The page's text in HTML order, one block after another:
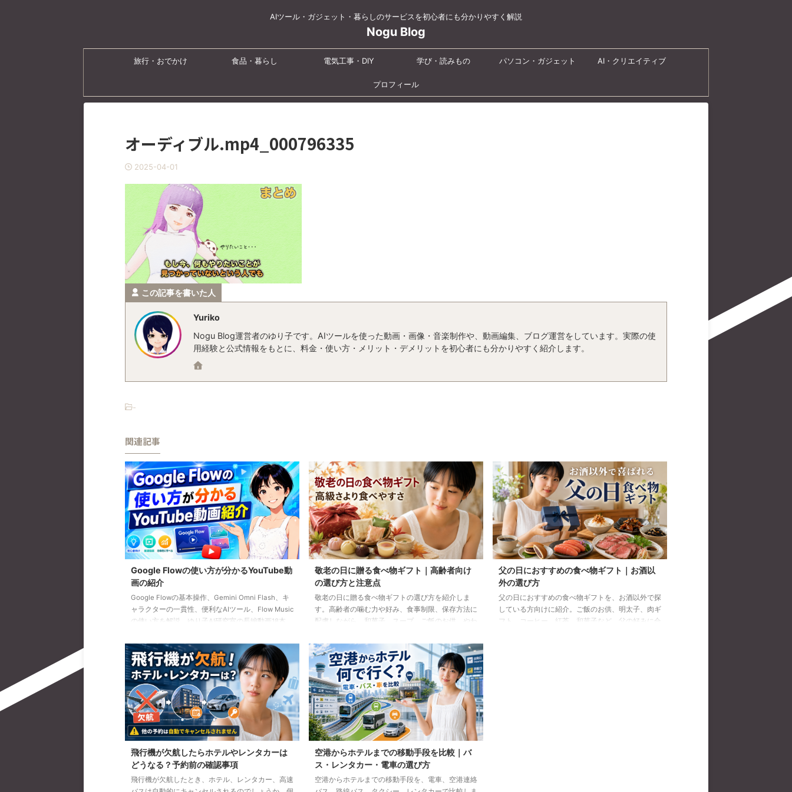
AIツール・ガジェット・暮らしのサービスを初心者にも分かりやすく解説
Nogu Blog
旅行・おでかけ 食品・暮らし 電気工事・DIY 学び・読みもの パソコン・ガジェット AI・クリエイティブ
プロフィール
オーディブル.mp4_000796335
2025-04-01
この記事を書いた人
Yuriko
Nogu Blog運営者のゆり子です。AIツールを使った動画・画像・音楽制作や、動画編集、ブログ運営をしています。実際の使
用経験と公式情報をもとに、料金・使い方・メリット・デメリットを初心者にも分かりやすく紹介します。
-
関連記事
Google Flowの使い方が分かるYouTube動
画の紹介
Google Flowの基本操作、Gemini Omni Flash、キ
ャラクターの一貫性、便利なAIツール、Flow Music
の使い方を解説。ゆり子AI研究室の長編動画18本
敬老の日に贈る食べ物ギフト｜高齢者向け
の選び方と注意点
敬老の日に贈る食べ物ギフトの選び方を紹介しま
す。高齢者の噛む力や好み、食事制限、保存方法に
配慮しながら、和菓子、スープ、ご飯のお供、やわ
父の日におすすめの食べ物ギフト｜お酒以
外の選び方
父の日におすすめの食べ物ギフトを、お酒以外で探
している方向けに紹介。ご飯のお供、明太子、肉ギ
フト、コーヒー、紅茶、和菓子など、父の好みに合
飛行機が欠航したらホテルやレンタカーは
どうなる？予約前の確認事項
飛行機が欠航したとき、ホテル、レンタカー、高速
空港からホテルまでの移動手段を比較｜バ
ス・レンタカー・電車の選び方
空港からホテルまでの移動手段を、電車、空港連絡